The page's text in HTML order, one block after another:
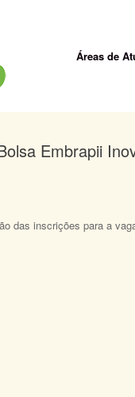
Áreas de
Embrapii
das inscrições para a